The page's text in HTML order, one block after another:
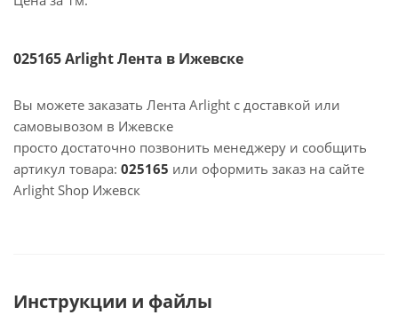
025165 Arlight Лента в Ижевске
Вы можете заказать Лента Arlight с доставкой или
самовывозом в Ижевске
просто достаточно позвонить менеджеру и сообщить
артикул товара: 025165 или оформить заказ на сайте
Arlight Shop Ижевск
Инструкции и файлы